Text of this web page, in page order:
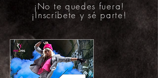
¡No te quedes fuera!
¡Inscríbete y sé parte!